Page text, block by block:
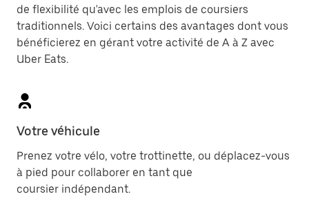
de flexibilité qu'avec les emplois de coursiers
traditionnels. Voici certains des avantages dont vous
bénéficierez en gérant votre activité de A à Z avec
Uber Eats.
Votre véhicule
Prenez votre vélo, votre trottinette, ou déplacez-vous
à pied pour collaborer en tant que
coursier indépendant.